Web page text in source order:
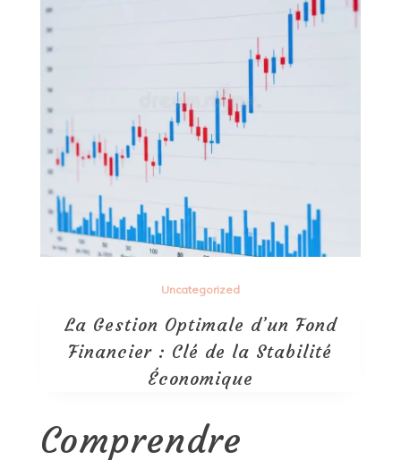
Uncategorized
La Gestion Optimale d’un Fond
Financier : Clé de la Stabilité
Économique
Comprendre